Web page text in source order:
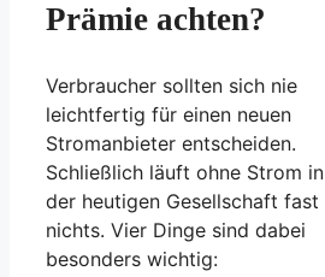
Prämie achten?
Verbraucher sollten sich nie
leichtfertig für einen neuen
Stromanbieter entscheiden.
Schließlich läuft ohne Strom in
der heutigen Gesellschaft fast
nichts. Vier Dinge sind dabei
besonders wichtig: